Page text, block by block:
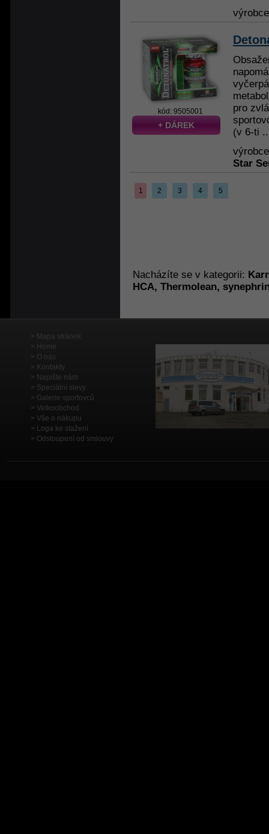
kód: 9505001
+ DÁREK
pro
(v 6-ti
Star
1 2 3 4 5
Nacházíte se v kategorii:
HCA, Thermolean,
Mapa stránek
Home
O nás
Kontakty
Napište nám
Speciální slevy
Galerie sportovců
Velkoobchod
Vše o nákupu
Loga ke stažení
Odstoupení od smlouvy